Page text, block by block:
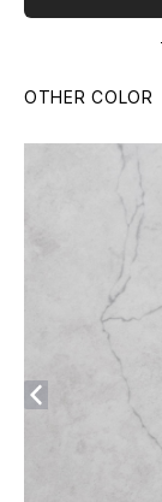
OTHER COLOR